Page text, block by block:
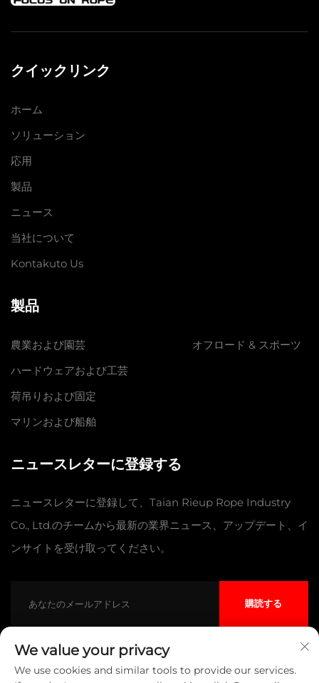
クイックリンク
ホーム
ソリューション
応用
製品
ニュース
当社について
Kontakuto Us
製品
農業および園芸
ハードウェアおよび工芸
荷吊りおよび固定
マリンおよび船舶
オフロード & スポーツ
ニュースレターに登録する
ニュースレターに登録して、Taian Rieup Rope Industry
Co., Ltd.のチームから最新の業界ニュース、アップデート、イ
ンサイトを受け取ってください。
購読する
Copyright © TAIAN ROPE LIMITED COMPANY All Rights Reserved
We value your privacy
We use cookies and similar tools to provide our services.